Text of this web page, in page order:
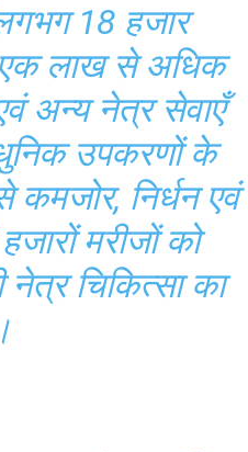
18 हजार
एक लाख से अधिक
अन्य नेत्र सेवाएँ
उपकरणों के
निर्धन एवं
मरीजों को
नेत्र चिकित्सा का